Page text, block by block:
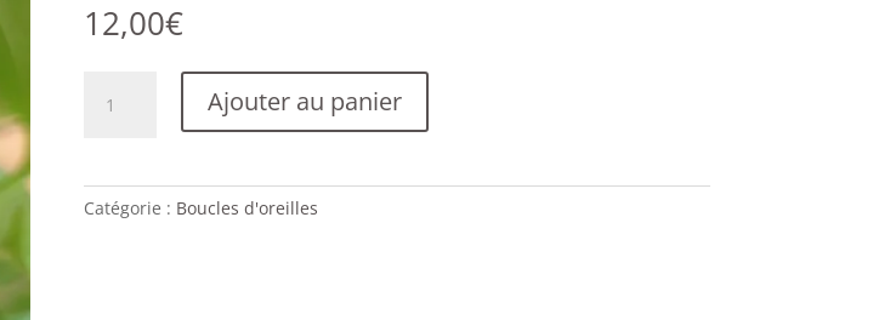
12,00€
Opale
Ajouter au panier
Catégorie : Boucles d'oreilles